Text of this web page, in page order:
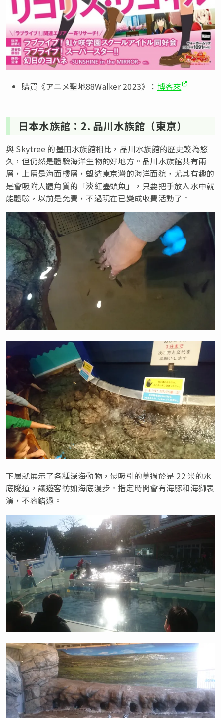
購買《アニメ聖地88Walker 2023》： 博客來
日本水族館：2. 品川水族館（東京）
與 Skytree 的墨田水族館相比，品川水族館的歷史較為悠
久，但仍然是體驗海洋生物的好地方。品川水族館共有兩
層，上層是海面樓層，塑造東京灣的海洋面貌，尤其有趣的
是會吸附人體角質的「淡紅墨頭魚」，只要把手放入水中就
能體驗，以前是免費，不過現在已變成收費活動了。
下層就展示了各種深海動物，最吸引的莫過於是 22 米的水
底隧道，讓遊客彷如海底漫步。指定時間會有海豚和海獅表
演，不容錯過。